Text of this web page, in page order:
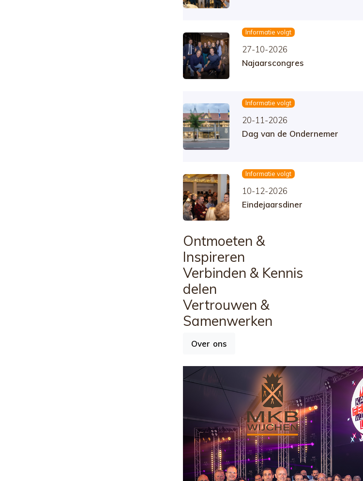
Informatie volgt
27-10-2026
Najaarscongres
Informatie volgt
20-11-2026
Dag van de Ondernemer
Informatie volgt
10-12-2026
Eindejaarsdiner
Ontmoeten &
Inspireren
Verbinden & Kennis
delen
Vertrouwen &
Samenwerken
Over ons